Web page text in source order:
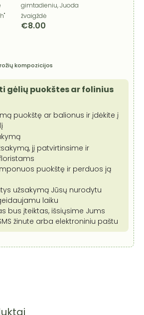
gimtadieniu, Juoda
žvaigždė
€8.00
kompozicijos
gėlių puokštes ar folinius
puokštę ar balionus ir įdėkite į
jį patvirtinsime ir
puokštę ir perduos ją
užsakymą Jūsų nurodytu
laiku
bus įteiktas, išsiųsime Jums
žinute arba elektroniniu paštu